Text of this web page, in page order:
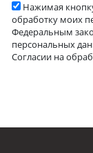
Нажимая
обработку моих
Федеральным
персональных
Согласии на